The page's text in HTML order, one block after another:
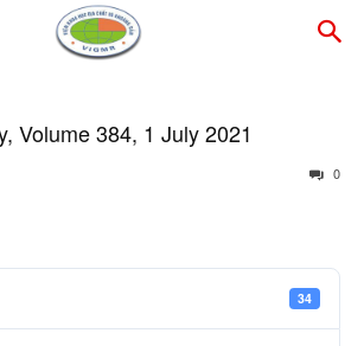
Volume 384, 1 July 2021
0
34